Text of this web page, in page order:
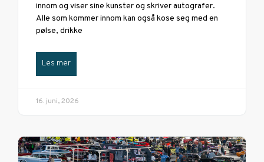
innom og viser sine kunster og skriver autografer.
Alle som kommer innom kan også kose seg med en
pølse, drikke
Les mer
16. juni, 2026